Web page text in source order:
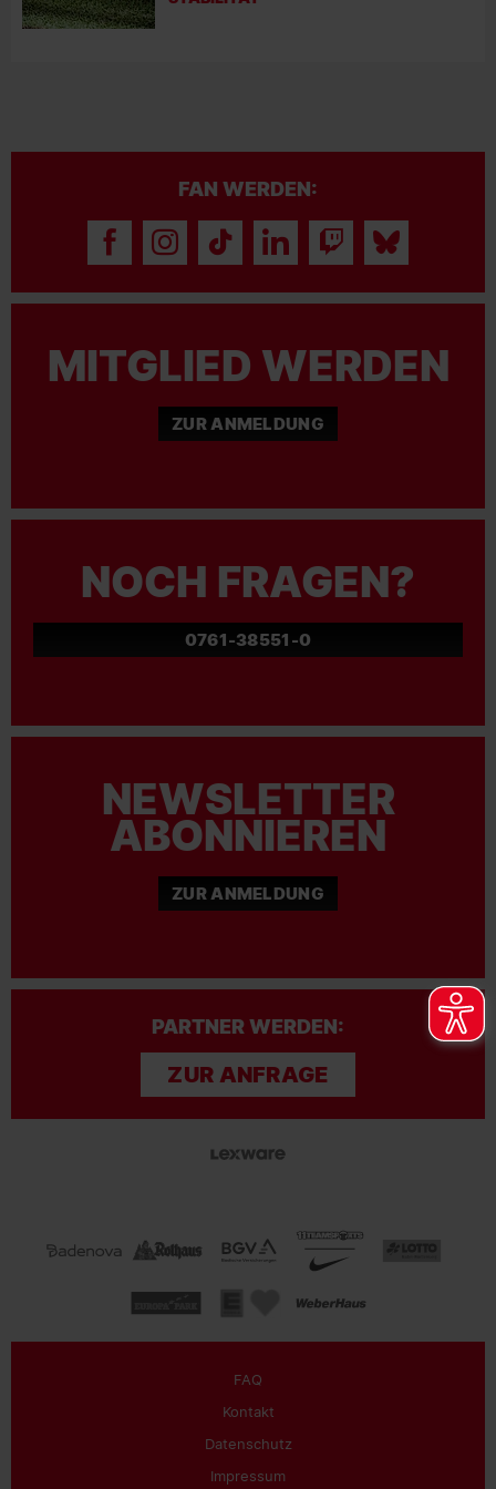
FAN WERDEN:
MITGLIED WERDEN
ZUR ANMELDUNG
NOCH FRAGEN?
0761-38551-0
NEWSLETTER
ABONNIEREN
ZUR ANMELDUNG
PARTNER WERDEN:
ZUR ANFRAGE
FAQ
Kontakt
Datenschutz
Impressum